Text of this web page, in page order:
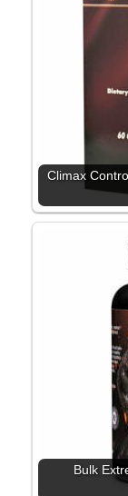
Climax
Bulk